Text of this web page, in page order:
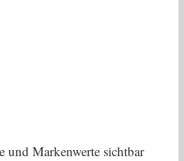
und Markenwerte sichtbar